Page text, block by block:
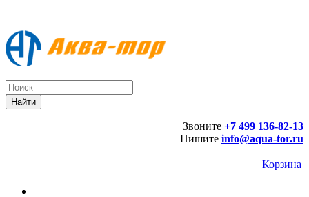
Звоните +7 499 136-82-13
Пишите info@aqua-tor.ru
Корзина